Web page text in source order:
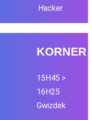
Hacker
KORNER
15H45 >
16H25
Gwizdek